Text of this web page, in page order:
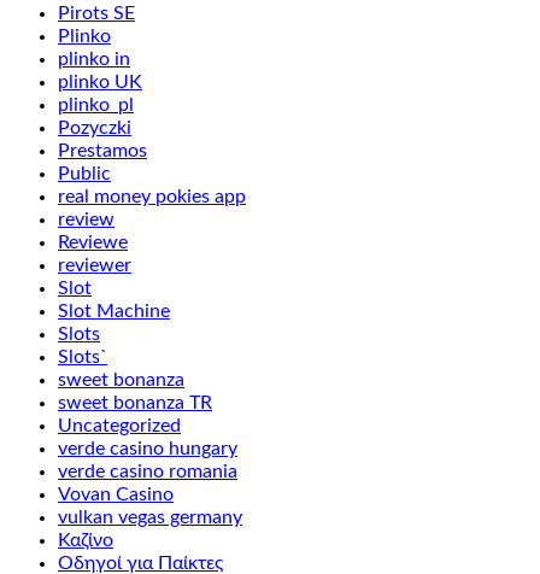
Pirots SE
Plinko
plinko in
plinko UK
plinko_pl
Pozyczki
Prestamos
Public
real money pokies app
review
Reviewe
reviewer
Slot
Slot Machine
Slots
Slots`
sweet bonanza
sweet bonanza TR
Uncategorized
verde casino hungary
verde casino romania
Vovan Casino
vulkan vegas germany
Καζίνο
Οδηγοί για Παίκτες